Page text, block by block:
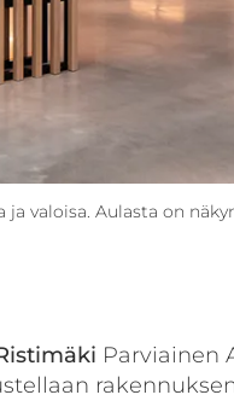
valoisa. Aulasta on
Parviainen